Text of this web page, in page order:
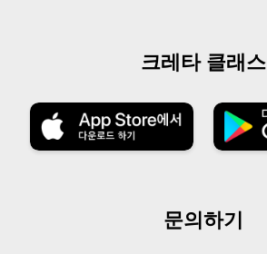
크레타 클래스
문의하기